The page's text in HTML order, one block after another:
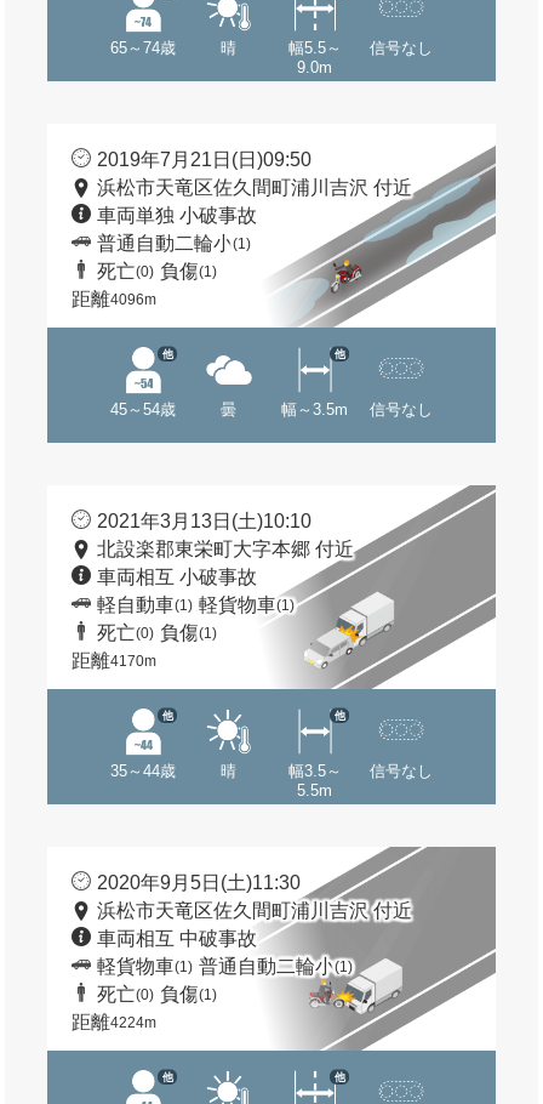
65～74歳 晴
幅5.5～
9.0m
信号なし
2019年7月21日(日)09:50
浜松市天竜区佐久間町浦川吉沢 付近
車両単独 小破事故
普通自動二輪小(1)
死亡(0) 負傷(1)
距離4096m
45～54歳
他
曇 幅～3.5m
他
信号なし
2021年3月13日(土)10:10
北設楽郡東栄町大字本郷 付近
車両相互 小破事故
軽自動車(1) 軽貨物車(1)
死亡(0) 負傷(1)
距離4170m
35～44歳
他
晴
幅3.5～
5.5m
他
信号なし
2020年9月5日(土)11:30
浜松市天竜区佐久間町浦川吉沢 付近
車両相互 中破事故
軽貨物車(1) 普通自動二輪小(1)
死亡(0) 負傷(1)
距離4224m
他 他